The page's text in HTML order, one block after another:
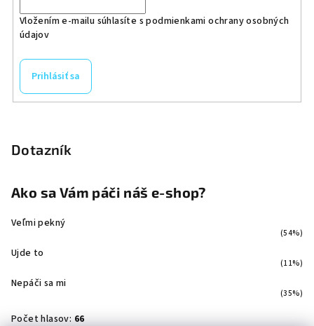
Vložením e-mailu súhlasíte spodmienkami ochrany osobných
údajov
Prihlásiť sa
Dotazník
Ako sa Vám páči náš e-shop?
Veľmi pekný
(54%)
Ujde to
(11%)
Nepáči sa mi
(35%)
Počet hlasov: 66